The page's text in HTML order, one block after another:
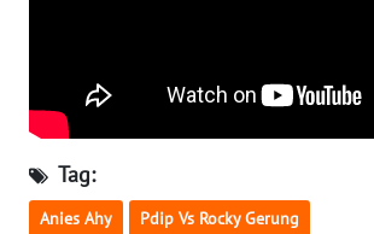
Tag:
Anies Ahy Pdip Vs Rocky Gerung
WN
RIAU
WN
SERAMBI